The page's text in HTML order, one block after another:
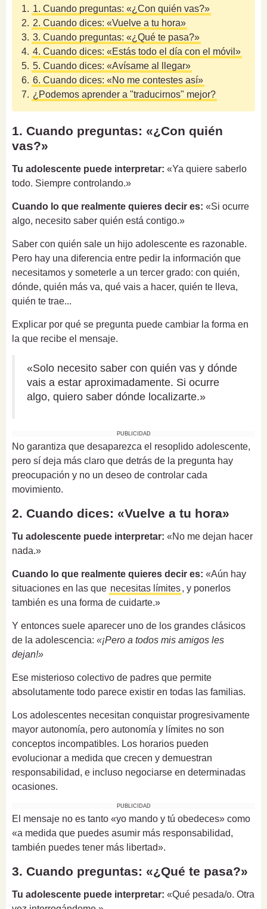
1. 1. Cuando preguntas: «¿Con quién vas?»
2. 2. Cuando dices: «Vuelve a tu hora»
3. 3. Cuando preguntas: «¿Qué te pasa?»
4. 4. Cuando dices: «Estás todo el día con el móvil»
5. 5. Cuando dices: «Avísame al llegar»
6. 6. Cuando dices: «No me contestes así»
7. ¿Podemos aprender a "traducirnos" mejor?
1. Cuando preguntas: «¿Con quién
vas?»
Tu adolescente puede interpretar: «Ya quiere saberlo
todo. Siempre controlando.»
Cuando lo que realmente quieres decir es: «Si ocurre
algo, necesito saber quién está contigo.»
Saber con quién sale un hijo adolescente es razonable.
Pero hay una diferencia entre pedir la información que
necesitamos y someterle a un tercer grado: con quién,
dónde, quién más va, qué vais a hacer, quién te lleva,
quién te trae...
Explicar por qué se pregunta puede cambiar la forma en
la que recibe el mensaje.
«Solo necesito saber con quién vas y dónde
vais a estar aproximadamente. Si ocurre
algo, quiero saber dónde localizarte.»
PUBLICIDAD
No garantiza que desaparezca el resoplido adolescente,
pero sí deja más claro que detrás de la pregunta hay
preocupación y no un deseo de controlar cada
movimiento.
2. Cuando dices: «Vuelve a tu hora»
Tu adolescente puede interpretar: «No me dejan hacer
nada.»
Cuando lo que realmente quieres decir es: «Aún hay
situaciones en las que necesitas límites, y ponerlos
también es una forma de cuidarte.»
Y entonces suele aparecer uno de los grandes clásicos
de la adolescencia: «¡Pero a todos mis amigos les
dejan!»
Ese misterioso colectivo de padres que permite
absolutamente todo parece existir en todas las familias.
Los adolescentes necesitan conquistar progresivamente
mayor autonomía, pero autonomía y límites no son
conceptos incompatibles. Los horarios pueden
evolucionar a medida que crecen y demuestran
responsabilidad, e incluso negociarse en determinadas
ocasiones.
PUBLICIDAD
El mensaje no es tanto «yo mando y tú obedeces» como
«a medida que puedes asumir más responsabilidad,
también puedes tener más libertad».
3. Cuando preguntas: «¿Qué te pasa?»
Tu adolescente puede interpretar: «Qué pesada/o. Otra